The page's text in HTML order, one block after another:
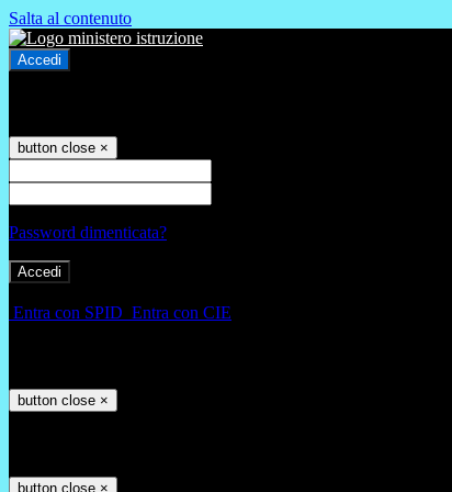
Salta al contenuto
Accedi
button close ×
Password dimenticata?
Entra con SPID Entra con CIE
button close ×
button close ×